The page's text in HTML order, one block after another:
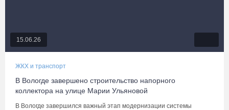
15.06.26
ЖКХ и транспорт
В Вологде завершено строительство напорного
коллектора на улице Марии Ульяновой
В Вологде завершился важный этап модернизации системы